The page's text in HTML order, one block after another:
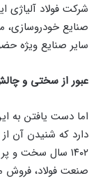
شرکت فولاد آلیاژی
صنایع خودروسازی،
سایر صنایع ویژه
عبور از سختی و
اما دست یافتن به
دارد که شنیدن آن از
۱۴۰۲ سال سخت
صنعت فولاد،